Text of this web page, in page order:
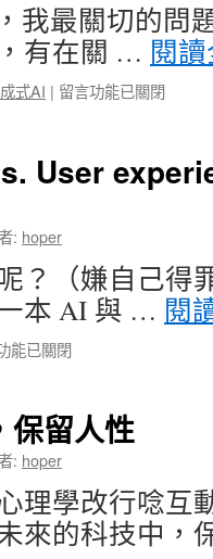
我最關切的問
有在關 … 閱
式AI | 在
理
治
療〉
中
留言功能已關閉
User
: hoper
？（嫌自己得
本 AI 與 … 閱
能已關閉
保留人性
: hoper
理學改行唸互
來的科技中